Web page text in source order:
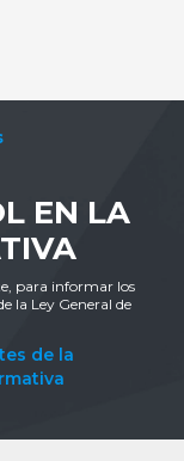
EN LA
para informar los
la Ley General de
de la